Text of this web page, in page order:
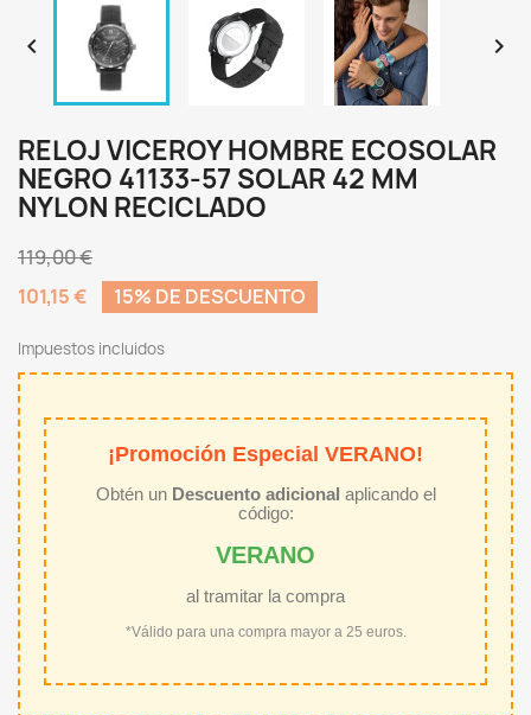
 
RELOJ VICEROY HOMBRE ECOSOLAR
NEGRO 41133-57 SOLAR 42 MM
NYLON RECICLADO
119,00 €
101,15 €
15% DE DESCUENTO
Impuestos incluidos
¡Promoción Especial VERANO!
Obtén un Descuento adicional aplicando el
código:
VERANO
al tramitar la compra
*Válido para una compra mayor a 25 euros.